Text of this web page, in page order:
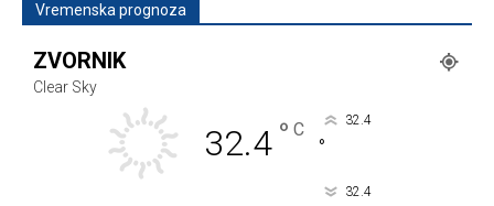
Vremenska prognoza
ZVORNIK
Clear Sky
32.4 ° C 32.4
°
32.4